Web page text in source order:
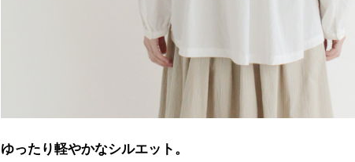
ゆったり軽やかなシルエット。